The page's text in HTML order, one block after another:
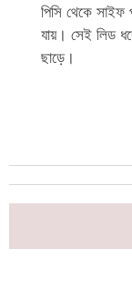
পিসি থেকে
যায়। সেই লিড
ছাড়ে।